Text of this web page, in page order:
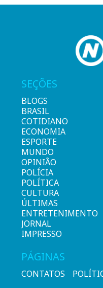
SEÇÕES
BLOGS
BRASIL
COTIDIANO
ECONOMIA
ESPORTE
MUNDO
OPINIÃO
POLÍCIA
POLÍTICA
CULTURA
ÚLTIMAS
ENTRETENIMENTO
JORNAL
IMPRESSO
PÁGINAS
CONTATOS